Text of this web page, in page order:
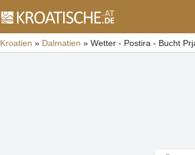
Kroatien » Dalmatien » Wetter - Postira - Bucht